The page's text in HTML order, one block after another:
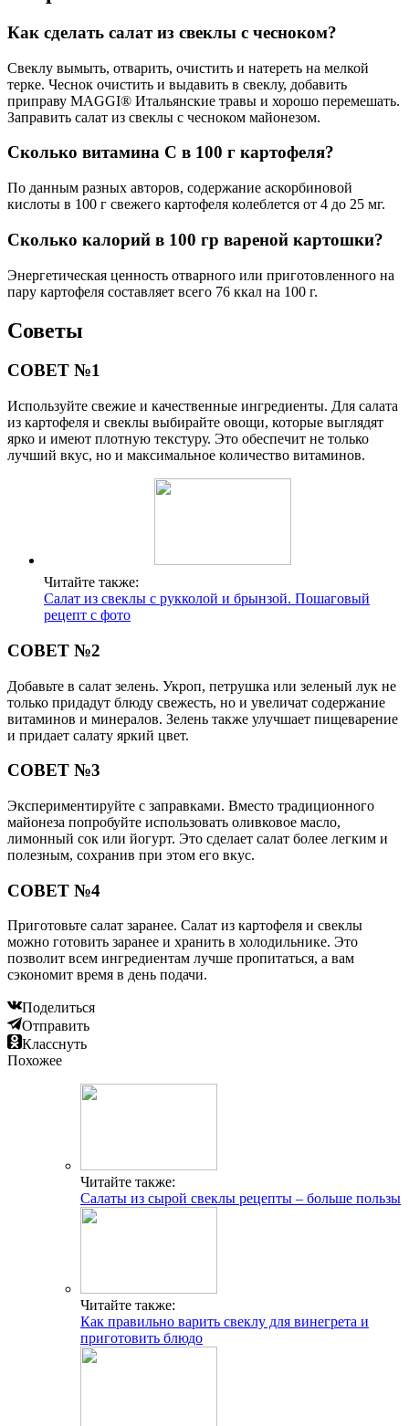
Как сделать салат из свеклы с чесноком?
Свеклу вымыть, отварить, очистить и натереть на мелкой
терке. Чеснок очистить и выдавить в свеклу, добавить
приправу MAGGI® Итальянские травы и хорошо перемешать.
Заправить салат из свеклы с чесноком майонезом.
Сколько витамина C в 100 г картофеля?
По данным разных авторов, содержание аскорбиновой
кислоты в 100 г свежего картофеля колеблется от 4 до 25 мг.
Сколько калорий в 100 гр вареной картошки?
Энергетическая ценность отварного или приготовленного на
пару картофеля составляет всего 76 ккал на 100 г.
Советы
СОВЕТ №1
Используйте свежие и качественные ингредиенты. Для салата
из картофеля и свеклы выбирайте овощи, которые выглядят
ярко и имеют плотную текстуру. Это обеспечит не только
лучший вкус, но и максимальное количество витаминов.
Читайте также:
Салат из свеклы с рукколой и брынзой. Пошаговый
рецепт с фото
СОВЕТ №2
Добавьте в салат зелень. Укроп, петрушка или зеленый лук не
только придадут блюду свежесть, но и увеличат содержание
витаминов и минералов. Зелень также улучшает пищеварение
и придает салату яркий цвет.
СОВЕТ №3
Экспериментируйте с заправками. Вместо традиционного
майонеза попробуйте использовать оливковое масло,
лимонный сок или йогурт. Это сделает салат более легким и
полезным, сохранив при этом его вкус.
СОВЕТ №4
Приготовьте салат заранее. Салат из картофеля и свеклы
можно готовить заранее и хранить в холодильнике. Это
позволит всем ингредиентам лучше пропитаться, а вам
сэкономит время в день подачи.
Поделиться
Отправить
Класснуть
Похожее
Читайте также:
Салаты из сырой свеклы рецепты – больше пользы
Читайте также:
Как правильно варить свеклу для винегрета и
приготовить блюдо